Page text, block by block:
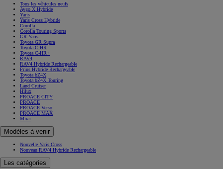
Tous les véhicules neufs
Aygo X Hybride
Yaris
Yaris Cross Hybride
Corolla
Corolla Touring Sports
GR Yaris
Toyota GR Supra
Toyota C-HR
Toyota C-HR+
RAV4
RAV4 Hybride Rechargeable
Prius Hybride Rechargeable
Toyota bZ4X
Toyota bZ4X Touring
Land Cruiser
Hilux
PROACE CITY
PROACE
PROACE Verso
PROACE MAX
Mirai
Modèles à venir
Nouvelle Yaris Cross
Nouveau RAV4 Hybride Rechargeable
Les catégories